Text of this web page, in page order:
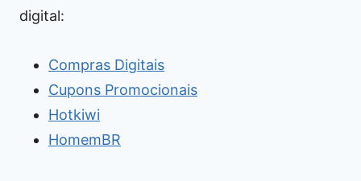
digital:
Compras Digitais
Cupons Promocionais
Hotkiwi
HomemBR